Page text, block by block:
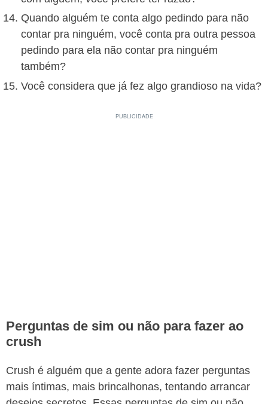
Quando alguém te conta algo pedindo para não
contar pra ninguém, você conta pra outra pessoa
pedindo para ela não contar pra ninguém
também?
Você considera que já fez algo grandioso na vida?
Perguntas de sim ou não para fazer ao
crush
Crush é alguém que a gente adora fazer perguntas
mais íntimas, mais brincalhonas, tentando arrancar